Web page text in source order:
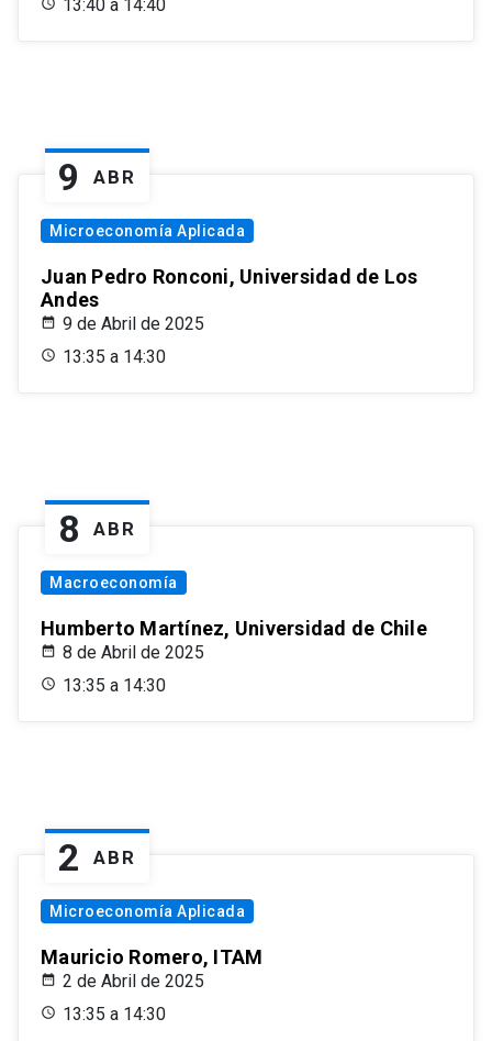
13:40 a 14:40
9 ABR
Microeconomía Aplicada
Juan Pedro Ronconi, Universidad de Los
Andes
9 de Abril de 2025
13:35 a 14:30
8 ABR
Macroeconomía
Humberto Martínez, Universidad de Chile
8 de Abril de 2025
13:35 a 14:30
2 ABR
Microeconomía Aplicada
Mauricio Romero, ITAM
2 de Abril de 2025
13:35 a 14:30